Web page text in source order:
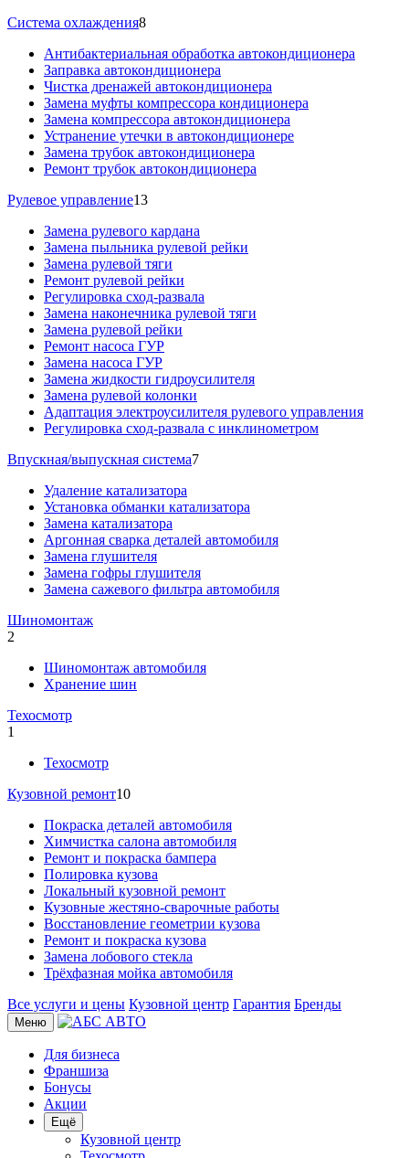
Система охлаждения8
Антибактериальная обработка автокондиционера
Заправка автокондиционера
Чистка дренажей автокондиционера
Замена муфты компрессора кондиционера
Замена компрессора автокондиционера
Устранение утечки в автокондиционере
Замена трубок автокондиционера
Ремонт трубок автокондиционера
Рулевое управление13
Замена рулевого кардана
Замена пыльника рулевой рейки
Замена рулевой тяги
Ремонт рулевой рейки
Регулировка сход-развала
Замена наконечника рулевой тяги
Замена рулевой рейки
Ремонт насоса ГУР
Замена насоса ГУР
Замена жидкости гидроусилителя
Замена рулевой колонки
Адаптация электроусилителя рулевого управления
Регулировка сход-развала с инклинометром
Впускная/выпускная система7
Удаление катализатора
Установка обманки катализатора
Замена катализатора
Аргонная сварка деталей автомобиля
Замена глушителя
Замена гофры глушителя
Замена сажевого фильтра автомобиля
Шиномонтаж
2
Шиномонтаж автомобиля
Хранение шин
Техосмотр
1
Техосмотр
Кузовной ремонт10
Покраска деталей автомобиля
Химчистка салона автомобиля
Ремонт и покраска бампера
Полировка кузова
Локальный кузовной ремонт
Кузовные жестяно-сварочные работы
Восстановление геометрии кузова
Ремонт и покраска кузова
Замена лобового стекла
Трёхфазная мойка автомобиля
Все услуги и цены Кузовной центр Гарантия Бренды
Меню
Для бизнеса
Франшиза
Бонусы
Акции
Ещё
Кузовной центр